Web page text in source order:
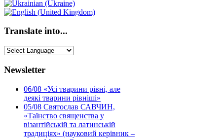
Translate into...
Newsletter
06/08 «Усі тварини рівні, але
деякі тварини рівніші»
05/08 Святослав САВЧИН,
«Таїнство священства у
візантійській та латинській
традиціях» (науковий керівник –